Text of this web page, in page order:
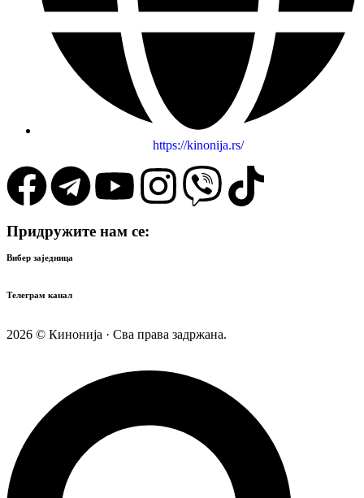
https://kinonija.rs/
Придружите нам се:
Вибер заједница
Телеграм канал
2026 © Кинонија · Сва права задржана.